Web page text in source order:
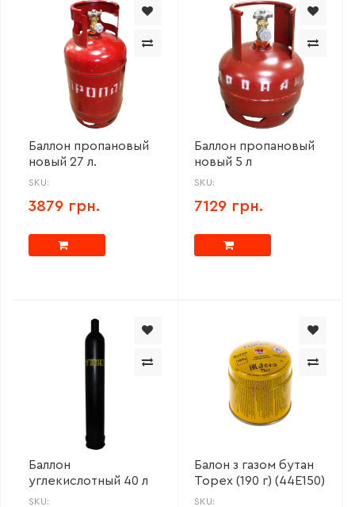
Баллон пропановый
новый 27 л.
SKU:
3879 грн.
Баллон пропановый
новый 5 л
SKU:
7129 грн.
Баллон
углекислотный 40 л
SKU:
Балон з газом бутан
Topex (190 г) (44E150)
SKU: